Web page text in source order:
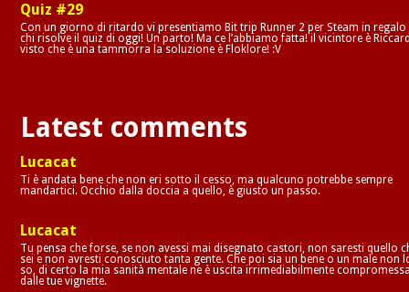
Quiz #29
Con un giorno di ritardo vi presentiamo Bit trip Runner 2 per Steam in regalo
chi risolve il quiz di oggi! Un parto! Ma ce l’abbiamo fatta! il vicintore è
visto che è una tammorra la soluzione è Floklore! :V
Latest comments
Lucacat
Ti è andata bene che non eri sotto il cesso, ma qualcuno potrebbe sempre
mandartici. Occhio dalla doccia a quello, è giusto un passo.
Lucacat
Tu pensa che forse, se non avessi mai disegnato castori, non saresti quello
sei e non avresti conosciuto tanta gente. Che poi sia un bene o un male non
so, di certo la mia sanità mentale ne è uscita irrimediabilmente
dalle tue vignette.